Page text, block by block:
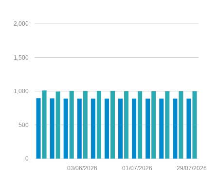
0
500
1,000
1,500
2,000
29/07/2026
01/07/2026
03/06/2026